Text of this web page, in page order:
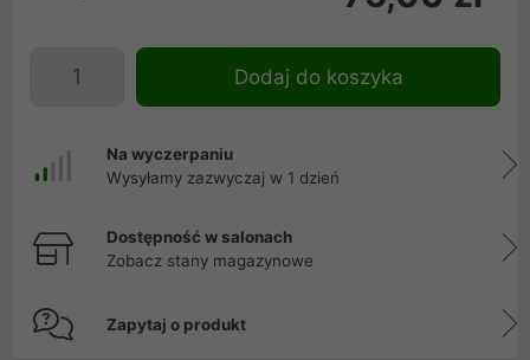
Dodaj do koszyka
Na wyczerpaniu
Wysyłamy zazwyczaj w 1 dzień
Dostępność w salonach
Zobacz stany magazynowe
Zapytaj o produkt